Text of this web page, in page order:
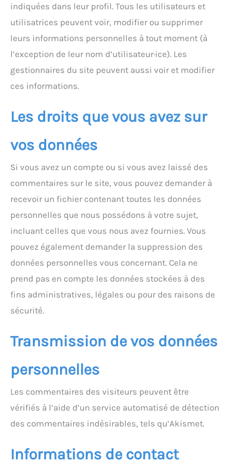
indiquées dans leur profil. Tous les utilisateurs et
utilisatrices peuvent voir, modifier ou supprimer
leurs informations personnelles à tout moment (à
l’exception de leur nom d’utilisateur·ice). Les
gestionnaires du site peuvent aussi voir et modifier
ces informations.
Les droits que vous avez sur
vos données
Si vous avez un compte ou si vous avez laissé des
commentaires sur le site, vous pouvez demander à
recevoir un fichier contenant toutes les données
personnelles que nous possédons à votre sujet,
incluant celles que vous nous avez fournies. Vous
pouvez également demander la suppression des
données personnelles vous concernant. Cela ne
prend pas en compte les données stockées à des
fins administratives, légales ou pour des raisons de
sécurité.
Transmission de vos données
personnelles
Les commentaires des visiteurs peuvent être
vérifiés à l’aide d’un service automatisé de détection
des commentaires indésirables, tels qu’Akismet.
Informations de contact